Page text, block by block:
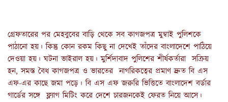
গ্রেফতারের পর মেহবুবের বাড়ি থেকে সব কাগজপত্র মুম্বাই পুলিশকে
পাঠানো হয়। কিন্তু কোন রকম কিছু না দেখেই তাঁদের বাংলাদেশে পাঠিয়ে
দেওয়া হয়। ঘটনা ভাইরাল হয়। মুর্শিদাবাদ পুলিশের শীর্ষকর্তারা সক্রিয়
হন, সমস্ত বৈধ কাগজপত্র ও ভারতের নাগরিকত্বের প্রমাণ দ্রুত বি এস
এফ-এর কাছে জমা পড়ে। বি এস এফ জরুরি ভিত্তিতে বাংলাদেশ বর্ডার
গার্ডের সঙ্গে ফ্ল্যাগ মিটিং করে দেশে চারজনকেই ফেরত নিয়ে আসে।